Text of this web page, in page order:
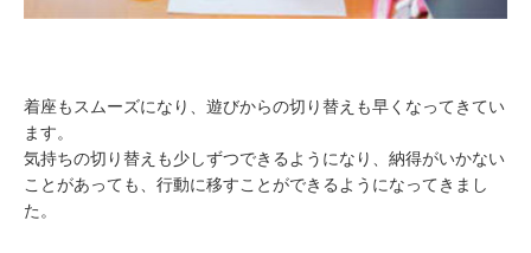
着座もスムーズになり、遊びからの切り替えも早くなってきてい
ます。
気持ちの切り替えも少しずつできるようになり、納得がいかない
ことがあっても、行動に移すことができるようになってきまし
た。